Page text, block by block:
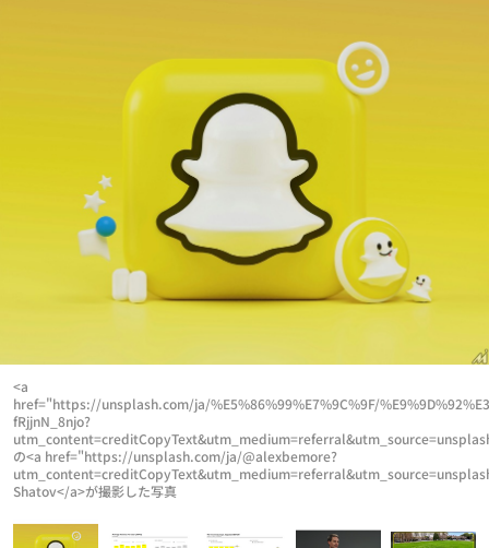
<a
href="https://unsplash.com/ja/%E5%86%99%E7%9C%9F/
fRjjnN_8njo?
の<a href="https://unsplash.com/ja/@alexbemore?
Shatov</a>が撮影した写真